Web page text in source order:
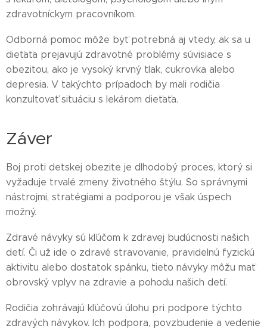
zdravotníckym pracovníkom.
Odborná pomoc môže byť potrebná aj vtedy, ak sa u
dieťaťa prejavujú zdravotné problémy súvisiace s
obezitou, ako je vysoký krvný tlak, cukrovka alebo
depresia. V takýchto prípadoch by mali rodičia
konzultovať situáciu s lekárom dieťaťa.
Záver
Boj proti detskej obezite je dlhodobý proces, ktorý si
vyžaduje trvalé zmeny životného štýlu. So správnymi
nástrojmi, stratégiami a podporou je však úspech
možný.
Zdravé návyky sú kľúčom k zdravej budúcnosti našich
detí. Či už ide o zdravé stravovanie, pravidelnú fyzickú
aktivitu alebo dostatok spánku, tieto návyky môžu mať
obrovský vplyv na zdravie a pohodu našich detí.
Rodičia zohrávajú kľúčovú úlohu pri podpore týchto
zdravých návykov. Ich podpora, povzbudenie a vedenie